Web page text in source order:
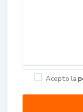
Acepto la